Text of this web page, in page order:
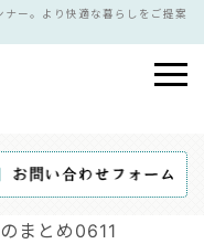
ー。より快適な暮らしをご提案
まとめ0611